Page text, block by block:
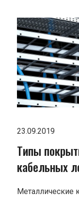
23.09.2019
Типы
кабельных
Металлические